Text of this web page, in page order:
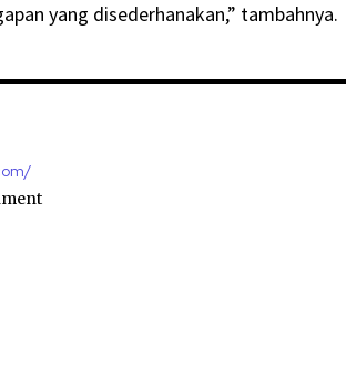
yang disederhanakan,” tambahnya.